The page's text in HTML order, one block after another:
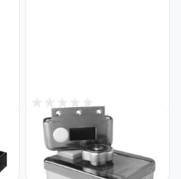
Снят с производства
Замок электроригельный с
встроенным контроллером
доступа GV-01 LEMR-K
Код: 4612